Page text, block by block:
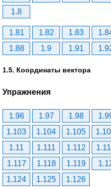
1.8
1.81 1.82 1.83
1.88
1.9 1.91
1.5. Координаты вектора
Упражнения
1.96 1.97 1.98
1.103
1.104 1.105
1.11
1.111 1.112
1.117
1.118 1.119
1.124
1.125 1.126